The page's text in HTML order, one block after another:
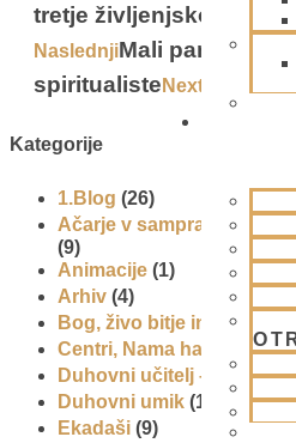
tretje življenjsko
NaslednjiMali pandit –
spiritualiste Next
Kategorije
1.Blog (26)
Ačarje v sampradaji –
(9)
Animacije (1)
Arhiv (4)
Bog, živo bitje in narava
Centri, Nama hatte in
Duhovni učitelj – Šrila
Duhovni umik (1)
Ekadaši (9)